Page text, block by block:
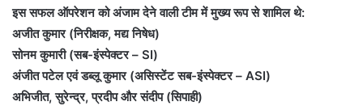
इस सफल ऑपरेशन को अंजाम देने वाली टीम में मुख्य रूप से शामिल थे:
अजीत कुमार (निरीक्षक, मद्य निषेध)
सोनम कुमारी (सब-इंस्पेक्टर – SI)
अंजीत पटेल एवं डब्लू कुमार (असिस्टेंट सब-इंस्पेक्टर – ASI)
अभिजीत, सुरेन्द्र, प्रदीप और संदीप (सिपाही)